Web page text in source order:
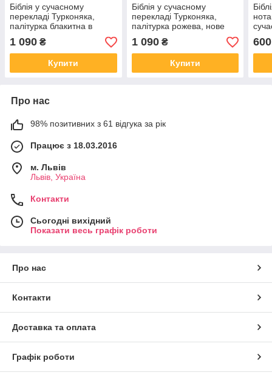
Біблія у сучасному
перекладі Турконяка,
палітурка блакитна в
квіти,нове друге видання,
замок, індекси, 16х22см
1 090 ₴
Купити
Біблія у сучасному
перекладі Турконяка,
палітурка рожева, нове
друге видання, замок,
індекси, 16х22см
1 090₴
Купити
600
Про нас
98% позитивних з 61 відгука за рік
Працює з 18.03.2016
м. Львів
Львів, Україна
Контакти
Сьогодні вихідний
Показати весь графік роботи
Про нас
Контакти
Доставка та оплата
Графік роботи